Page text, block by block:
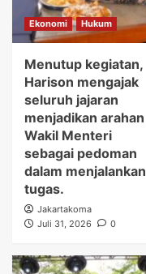
Ekonomi Hukum
Menutup kegiatan,
Harison mengajak
seluruh jajaran
menjadikan arahan
Wakil Menteri
sebagai pedoman
dalam menjalankan
tugas.
Jakartakoma
Juli 31, 2026
0